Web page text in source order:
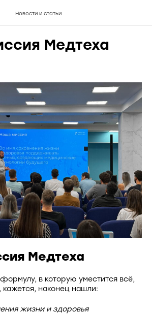
Новости и статьи
Медтеха
Медтеха
в которую уместится всё,
наконец нашли:
жизни и здоровья